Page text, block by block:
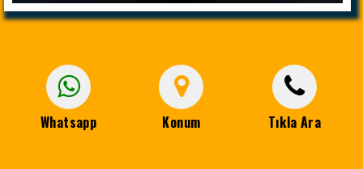
Whatsapp Konum Tıkla Ara